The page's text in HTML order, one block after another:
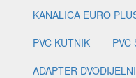
KANALICA EURO
PVC KUTNIK
PVC
ADAPTER DVODIJELNI